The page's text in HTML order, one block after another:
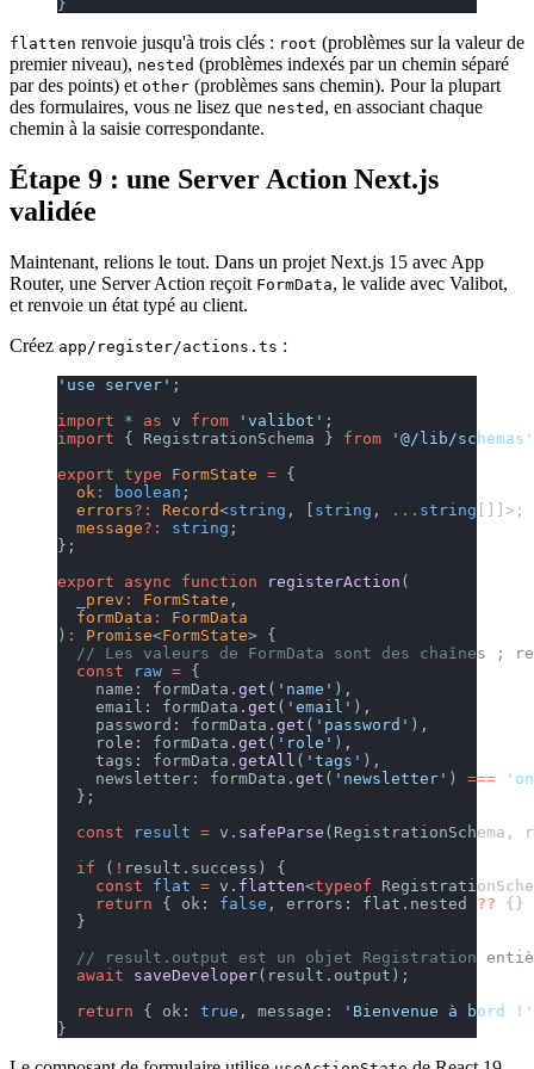
}
flatten renvoie jusqu'à trois clés : root (problèmes sur la valeur de
premier niveau), nested (problèmes indexés par un chemin séparé
par des points) et other (problèmes sans chemin). Pour la plupart
des formulaires, vous ne lisez que nested , en associant chaque
chemin à la saisie correspondante.
Étape 9 : une Server Action Next.js
validée
Maintenant, relions le tout. Dans un projet Next.js 15 avec App
Router, une Server Action reçoit FormData, le valide avec Valibot,
et renvoie un état typé au client.
Créez app/register/actions.ts :
'use server' ;
import * as v from 'valibot' ;
import { RegistrationSchema } from '@/lib/schemas'
export type FormState = {
  ok
: boolean ;
  errors
?: Record<string , [ string , ... string []]>;
  message
?: string ;
};
export async function registerAction (
  _prev
: FormState ,
  formData
:
FormData
) : Promise<FormState> {
// Les valeurs de FormData sont des chaînes ;
  const
raw = {
    name: formData.
get ( 'name' ),
    email: formData.
get ( 'email' ),
    password: formData.
get ( 'password' ),
    role: formData.
get ( 'role' ),
    tags: formData.
getAll ( 'tags' ),
    newsletter: formData.
get ( 'newsletter' ) ===
  };
  const
result = v. safeParse (RegistrationSchema,
  if
( ! result.success) {
    const
flat = v. flatten<typeof
    return
{ ok: false , errors: flat.nested ?? {}
  }
// result.output est un objet Registration
  await
saveDeveloper(result.output);
  return
{ ok: true , message:
'Bienvenue à bord !'
}